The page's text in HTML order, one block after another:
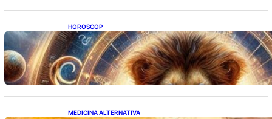
HOROSCOP
Portalul Leului 8/8: Oportunități de
Abundență pentru Cinci Zodii în 2026
MEDICINA ALTERNATIVA